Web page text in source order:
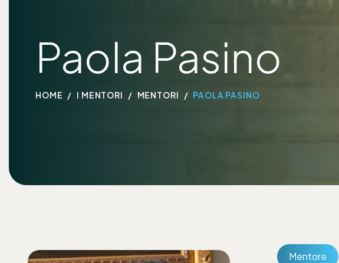
Paola Pasino
HOME I MENTORI MENTORI PAOLA PASINO
Mentore